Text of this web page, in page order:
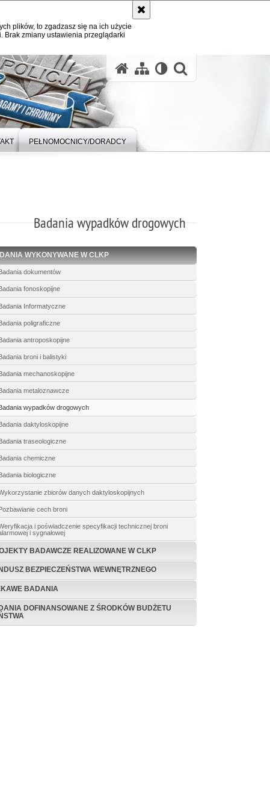
plików, to zgadzasz się na ich użycie
Brak zmiany ustawienia przeglądarki
PEŁNOMOCNICY/DORADCY
Badania wypadków drogowych
WYKONYWANE W CLKP
Badania dokumentów
Badania fonoskopijne
Informatyczne
poligraficzne
antroposkopijne
broni i balistyki
mechanoskopijne
metaloznawcze
wypadków drogowych
daktyloskopijne
Badania traseologiczne
Badania chemiczne
Badania biologiczne
zbiorów danych daktyloskopijnych
cech broni
i poświadczenie specyfikacji technicznej broni
i sygnałowej
BADAWCZE REALIZOWANE W CLKP
BEZPIECZEŃSTWA WEWNĘTRZNEGO
BADANIA
DOFINANSOWANE Z ŚRODKÓW BUDŻETU